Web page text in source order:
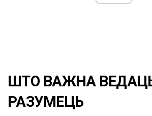
ШТО ВАЖНА ВЕДАЦЬ
РАЗУМЕЦЬ